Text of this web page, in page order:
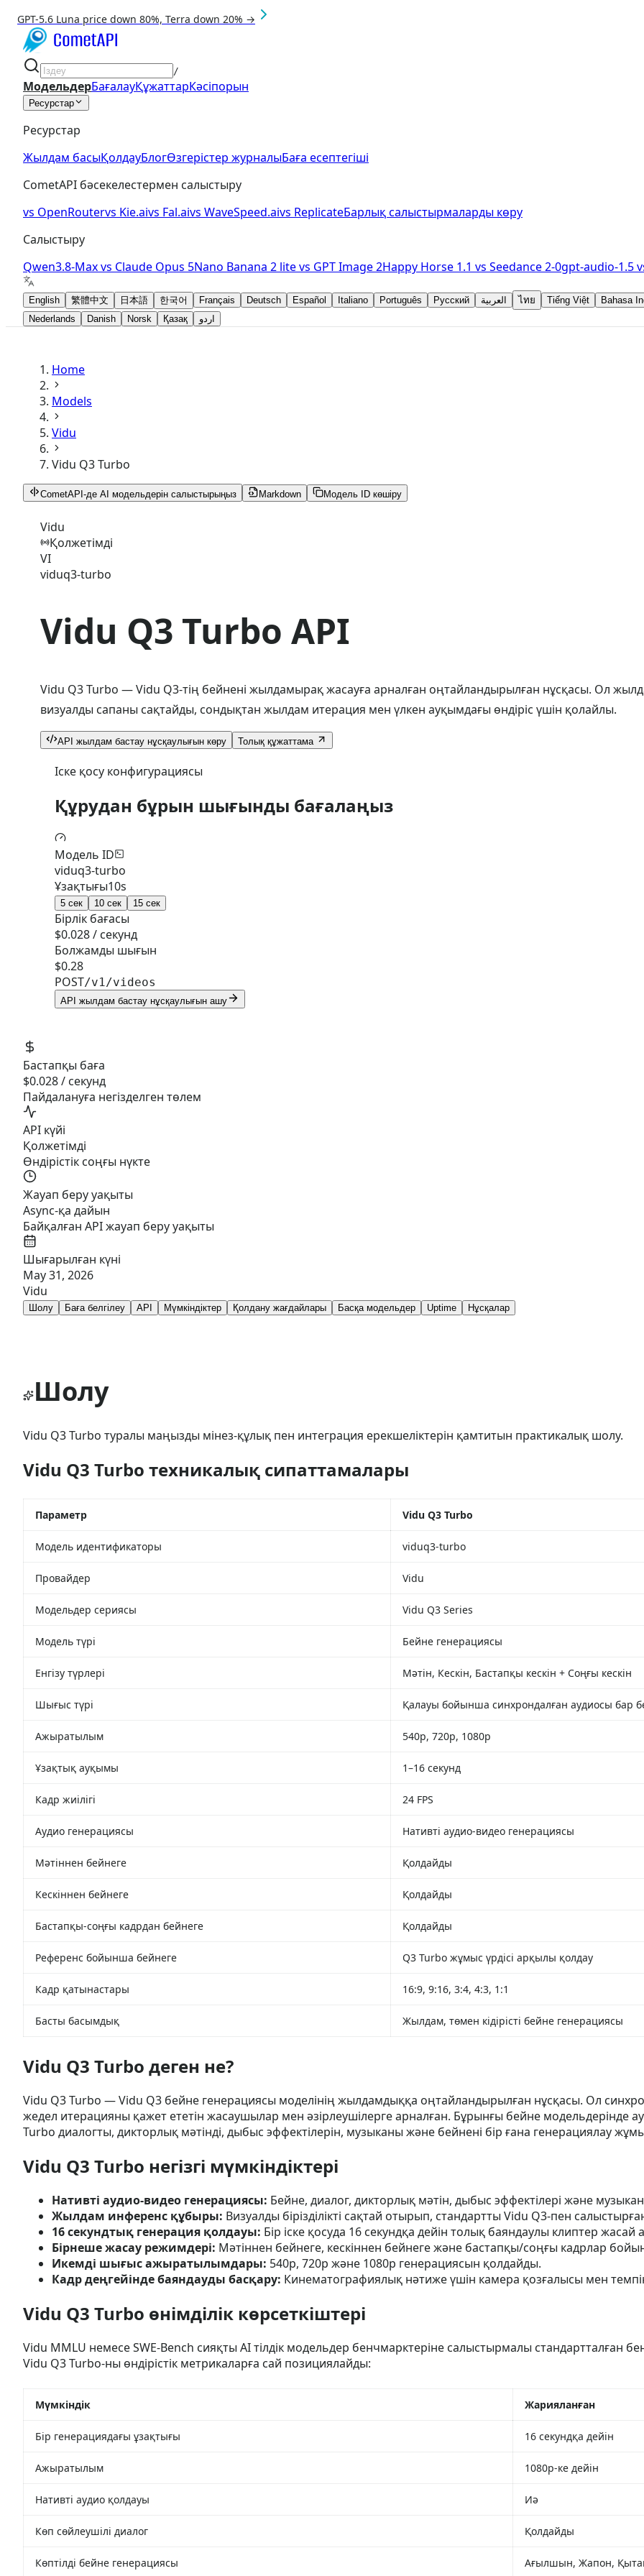
GPT-5.6 Luna price down 80%, Terra down 20% →
/
МодельдерБағалауҚұжаттарКәсіпорын
Ресурстар
Ресурстар
Жылдам басыҚолдауБлогӨзгерістер журналыБаға есептегіші
CometAPI бәсекелестермен салыстыру
vs OpenRoutervs Kie.aivs Fal.aivs WaveSpeed.aivs ReplicateБарлық салыстырмаларды көру
Салыстыру
Qwen3.8-Maxvs Claude Opus 5Nano Banana 2 litevs GPT Image 2Happy Horse 1.1 vs Seedance 2-0gpt-audio-1.5
English 繁體中文 日本語 한국어 Français Deutsch Español Italiano Português Русский العربية ไทย Tiếng Việt
Bahasa
Nederlands
Danish Norsk Қазақ اردو
Home
Models
Vidu
Vidu Q3 Turbo
CometAPI-де AI модельдерін салыстырыңыз Markdown Модель ID көшіру
Vidu
Қолжетімді
VI
viduq3-turbo
Vidu Q3 Turbo API
Vidu Q3 Turbo — Vidu Q3-тің бейнені жылдамырақ жасауға арналған оңтайландырылған нұсқасы. Ол
визуалды сапаны сақтайды, сондықтан жылдам итерация мен үлкен ауқымдағы өндіріс үшін қолайлы.
API жылдам бастау нұсқаулығын көру Толық құжаттама
Іске қосу конфигурациясы
Құрудан бұрын шығынды бағалаңыз
Модель ID
viduq3-turbo
Ұзақтығы10s
5 сек 10 сек 15 сек
Бірлік бағасы
$0.028 / секунд
Болжамды шығын
$0.28
POST/v1/videos
API жылдам бастау нұсқаулығын ашу
Бастапқы баға
$0.028 / секунд
Пайдалануға негізделген төлем
API күйі
Қолжетімді
Өндірістік соңғы нүкте
Жауап беру уақыты
Async-қа дайын
Байқалған API жауап беру уақыты
Шығарылған күні
May 31, 2026
Vidu
Шолу Баға белгілеу API Мүмкіндіктер Қолдану жағдайлары Басқа модельдер Uptime Нұсқалар
Шолу
Vidu Q3 Turbo туралы маңызды мінез-құлық пен интеграция ерекшеліктерін қамтитын практикалық шолу.
Vidu Q3 Turbo техникалық сипаттамалары
Параметр Vidu Q3 Turbo
Модель идентификаторы viduq3-turbo
Провайдер Vidu
Модельдер сериясы Vidu Q3 Series
Модель түрі Бейне генерациясы
Енгізу түрлері Мәтін, Кескін, Бастапқы кескін + Соңғы кескін
Шығыс түрі Қалауы бойынша синхрондалған аудиосы бар
Ажыратылым 540p, 720p, 1080p
Ұзақтық ауқымы 1–16 секунд
Кадр жиілігі 24 FPS
Аудио генерациясы Нативті аудио-видео генерациясы
Мәтіннен бейнеге Қолдайды
Кескіннен бейнеге Қолдайды
Бастапқы-соңғы кадрдан бейнеге Қолдайды
Референс бойынша бейнеге Q3 Turbo жұмыс үрдісі арқылы қолдау
Кадр қатынастары 16:9, 9:16, 3:4, 4:3, 1:1
Басты басымдық Жылдам, төмен кідірісті бейне генерациясы
Vidu Q3 Turbo деген не?
Vidu Q3 Turbo — Vidu Q3 бейне генерациясы моделінің жылдамдыққа оңтайландырылған нұсқасы. Ол
жедел итерацияны қажет ететін жасаушылар мен әзірлеушілерге арналған. Бұрынғы бейне модельдерінде
Turbo диалогты, дикторлық мәтінді, дыбыс эффектілерін, музыканы және бейнені бір ғана генерациялау
Vidu Q3 Turbo негізгі мүмкіндіктері
Нативті аудио-видео генерациясы: Бейне, диалог, дикторлық мәтін, дыбыс эффектілері және
Жылдам инференс құбыры: Визуалды бірізділікті сақтай отырып, стандартты Vidu Q3-пен
16 секундтық генерация қолдауы: Бір іске қосуда 16 секундқа дейін толық баяндаулы клиптер жасай
Бірнеше жасау режимдері: Мәтіннен бейнеге, кескіннен бейнеге және бастапқы/соңғы кадрлар
Икемді шығыс ажыратылымдары: 540p, 720p және 1080p генерациясын қолдайды.
Кадр деңгейінде баяндауды басқару: Кинематографиялық нәтиже үшін камера қозғалысы мен
Vidu Q3 Turbo өнімділік көрсеткіштері
Vidu MMLU немесе SWE-Bench сияқты AI тілдік модельдер бенчмарктеріне салыстырмалы
Vidu Q3 Turbo-ны өндірістік метрикаларға сай позициялайды:
Мүмкіндік Жарияланған
Бір генерациядағы ұзақтығы 16 секундқа дейін
Ажыратылым 1080p-ке дейін
Нативті аудио қолдауы Иә
Көп сөйлеушілі диалог Қолдайды
Көптілді бейне генерациясы Ағылшын, Жапон,